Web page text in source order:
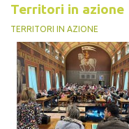
Territori in azione
TERRITORI IN AZIONE